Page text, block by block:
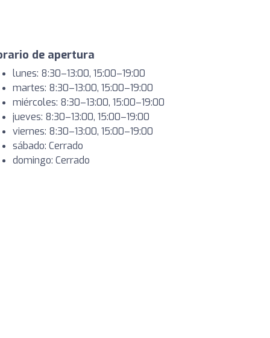
de apertura
lunes: 8:30–13:00, 15:00–19:00
martes: 8:30–13:00, 15:00–19:00
miércoles: 8:30–13:00, 15:00–19:00
jueves: 8:30–13:00, 15:00–19:00
viernes: 8:30–13:00, 15:00–19:00
sábado: Cerrado
domingo: Cerrado